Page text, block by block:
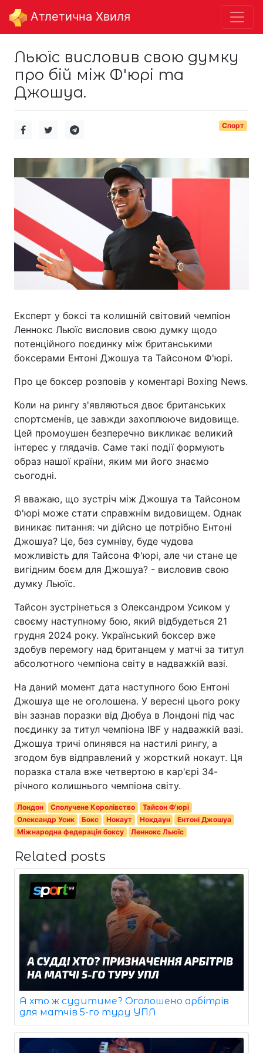
Aтлетична Хвиля
Льюїс висловив свою думку
про бій між Ф'юрі та
Джошуа.
Спорт
Експерт у боксі та колишній світовий чемпіон
Леннокс Льюїс висловив свою думку щодо
потенційного поєдинку між британськими
боксерами Ентоні Джошуа та Тайсоном Ф'юрі.
Про це боксер розповів у коментарі Boxing News.
Коли на рингу з'являються двоє британських
спортсменів, це завжди захоплююче видовище.
Цей промоушен безперечно викликає великий
інтерес у глядачів. Саме такі події формують
образ нашої країни, яким ми його знаємо
сьогодні.
Я вважаю, що зустріч між Джошуа та Тайсоном
Ф'юрі може стати справжнім видовищем. Однак
виникає питання: чи дійсно це потрібно Ентоні
Джошуа? Це, без сумніву, буде чудова
можливість для Тайсона Ф'юрі, але чи стане це
вигідним боєм для Джошуа? - висловив свою
думку Льюїс.
Тайсон зустрінеться з Олександром Усиком у
своєму наступному бою, який відбудеться 21
грудня 2024 року. Український боксер вже
здобув перемогу над британцем у матчі за титул
абсолютного чемпіона світу в надважкій вазі.
На даний момент дата наступного бою Ентоні
Джошуа ще не оголошена. У вересні цього року
він зазнав поразки від Дюбуа в Лондоні під час
поєдинку за титул чемпіона IBF у надважкій вазі.
Джошуа тричі опинявся на настилі рингу, а
згодом був відправлений у жорсткий нокаут. Ця
поразка стала вже четвертою в кар'єрі 34-
річного колишнього чемпіона світу.
Лондон Сполучене Королівство
Тайсон Ф'юрі
Олександр Усик
Бокс Нокаут Нокдаун
Ентоні Джошуа
Міжнародна федерація боксу
Леннокс Льюїс
Related posts
А хто ж судитиме? Оголошено арбітрів
для матчів 5-го туру УПЛ